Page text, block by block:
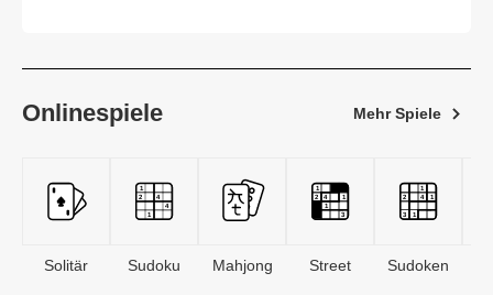
Onlinespiele Mehr Spiele
Solitär Sudoku Mahjong Street Sudoken